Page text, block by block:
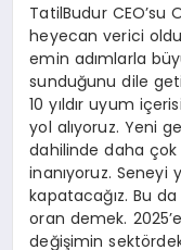
TatilBudur
heyecan verici
emin adımlarla
sunduğunu dile
10 yıldır uyum
yol alıyoruz. Yeni
dahilinde daha çok
inanıyoruz. Seneyi
kapatacağız. Bu
oran demek.
değişimin